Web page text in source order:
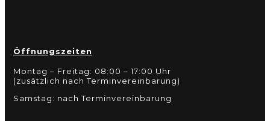
Öffnungszeiten
Montag – Freitag: 08:00 – 17:00 Uhr
(zusätzlich nach Terminvereinbarung)
Samstag: nach Terminvereinbarung